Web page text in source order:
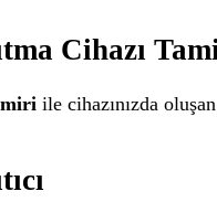
Cihazı
ile cihazınızda